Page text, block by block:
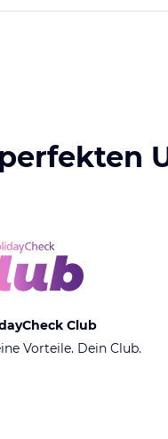
Club
Vorteile. Dein Club.